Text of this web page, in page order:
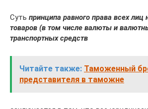
Суть принципа равного права всех лиц
товаров (в том числе валюты и
транспортных средств
Читайте также: Таможенный
представителя в таможне